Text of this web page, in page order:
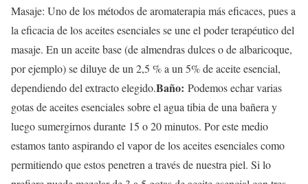
Masaje: Uno de los métodos de aromaterapia más eficaces, pues a
la eficacia de los aceites esenciales se une el poder terapéutico del
masaje. En un aceite base (de almendras dulces o de albaricoque,
por ejemplo) se diluye de un 2,5 % a un 5% de aceite esencial,
dependiendo del extracto elegido.Baño: Podemos echar varias
gotas de aceites esenciales sobre el agua tibia de una bañera y
luego sumergirnos durante 15 o 20 minutos. Por este medio
estamos tanto aspirando el vapor de los aceites esenciales como
permitiendo que estos penetren a través de nuestra piel. Si lo